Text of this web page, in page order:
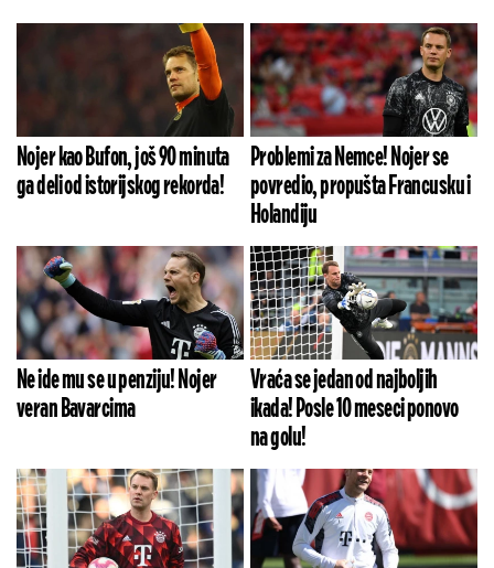
Nojer kao Bufon, još 90 minuta
ga deli od istorijskog rekorda!
Problemi za Nemce! Nojer se
povredio, propušta Francusku i
Holandiju
Ne ide mu se u penziju! Nojer
veran Bavarcima
Vraća se jedan od najboljih
ikada! Posle 10 meseci ponovo
na golu!